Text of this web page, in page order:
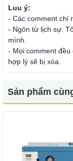
Luu ý:
- Các comment chỉ
- Ngôn từ lịch sự.
mình.
- Mọi comment đều
hợp lý sẽ bị xóa.
Sản phẩm